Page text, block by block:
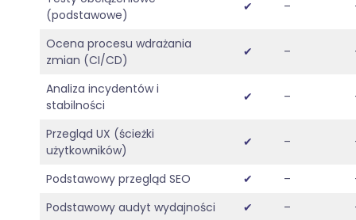
(podstawowe)
✔ –
Ocena procesu wdrażania
zmian (CI/CD)
✔ –
Analiza incydentów i
stabilności
✔ –
Przegląd UX (ścieżki
użytkowników)
✔ –
Podstawowy przegląd SEO ✔ –
Podstawowy audyt wydajności
✔ –